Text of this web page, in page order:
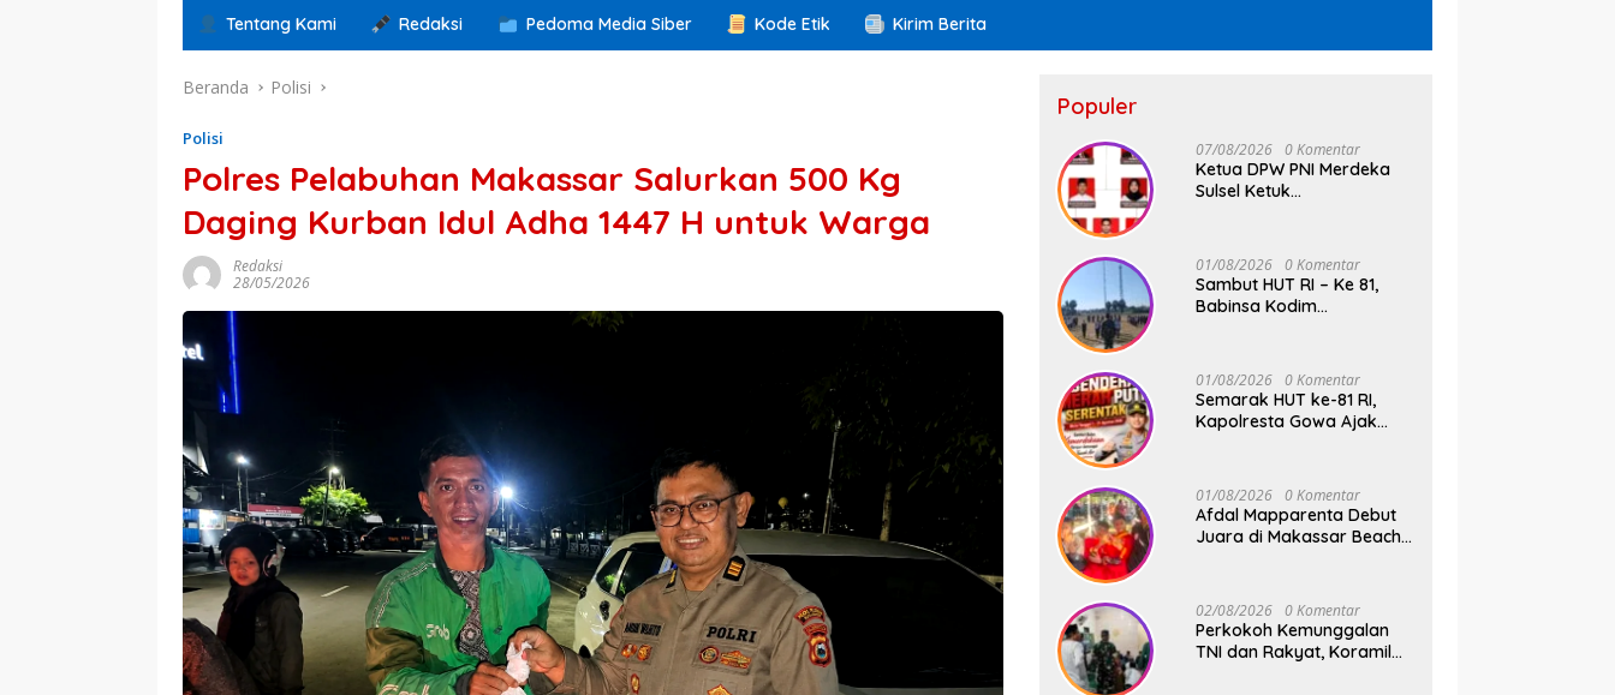
Tentang Kami Redaksi Pedoma Media Siber Kode Etik Kirim Berita
Beranda Polisi
Polisi
Polres Pelabuhan Makassar Salurkan 500 Kg
Daging Kurban Idul Adha 1447 H untuk Warga
Redaksi
28/05/2026
Populer
07/08/2026 0 Komentar
Ketua DPW PNI Merdeka
Sulsel Ketuk
2026
01/08/2026 0 Komentar
Sambut HUT RI – Ke 81,
Babinsa Kodim
Kedisiplinan Calon
Paskibraka Kecamatan
Bontonompo
01/08/2026 0 Komentar
Semarak HUT ke-81 RI,
Kapolresta Gowa Ajak
01/08/2026 0 Komentar
Afdal Mapparenta Debut
Juara di Makassar Beach
02/08/2026 0 Komentar
Perkokoh Kemunggalan
TNI dan Rakyat, Koramil